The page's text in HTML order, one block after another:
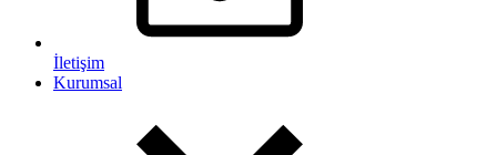
İletişim
Kurumsal